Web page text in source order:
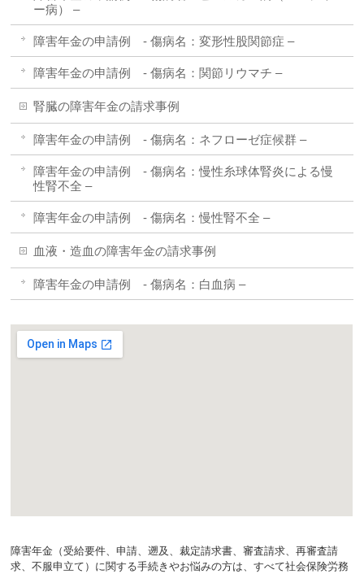
ー病） –
障害年金の申請例 - 傷病名：変形性股関節症 –
障害年金の申請例 - 傷病名：関節リウマチ –
腎臓の障害年金の請求事例
障害年金の申請例 - 傷病名：ネフローゼ症候群 –
障害年金の申請例 - 傷病名：慢性糸球体腎炎による慢
性腎不全 –
障害年金の申請例 - 傷病名：慢性腎不全 –
血液・造血の障害年金の請求事例
障害年金の申請例 - 傷病名：白血病 –
障害年金（受給要件、申請、遡及、裁定請求書、審査請求、再審査請
求、不服申立て）に関する手続きやお悩みの方は、すべて社会保険労務